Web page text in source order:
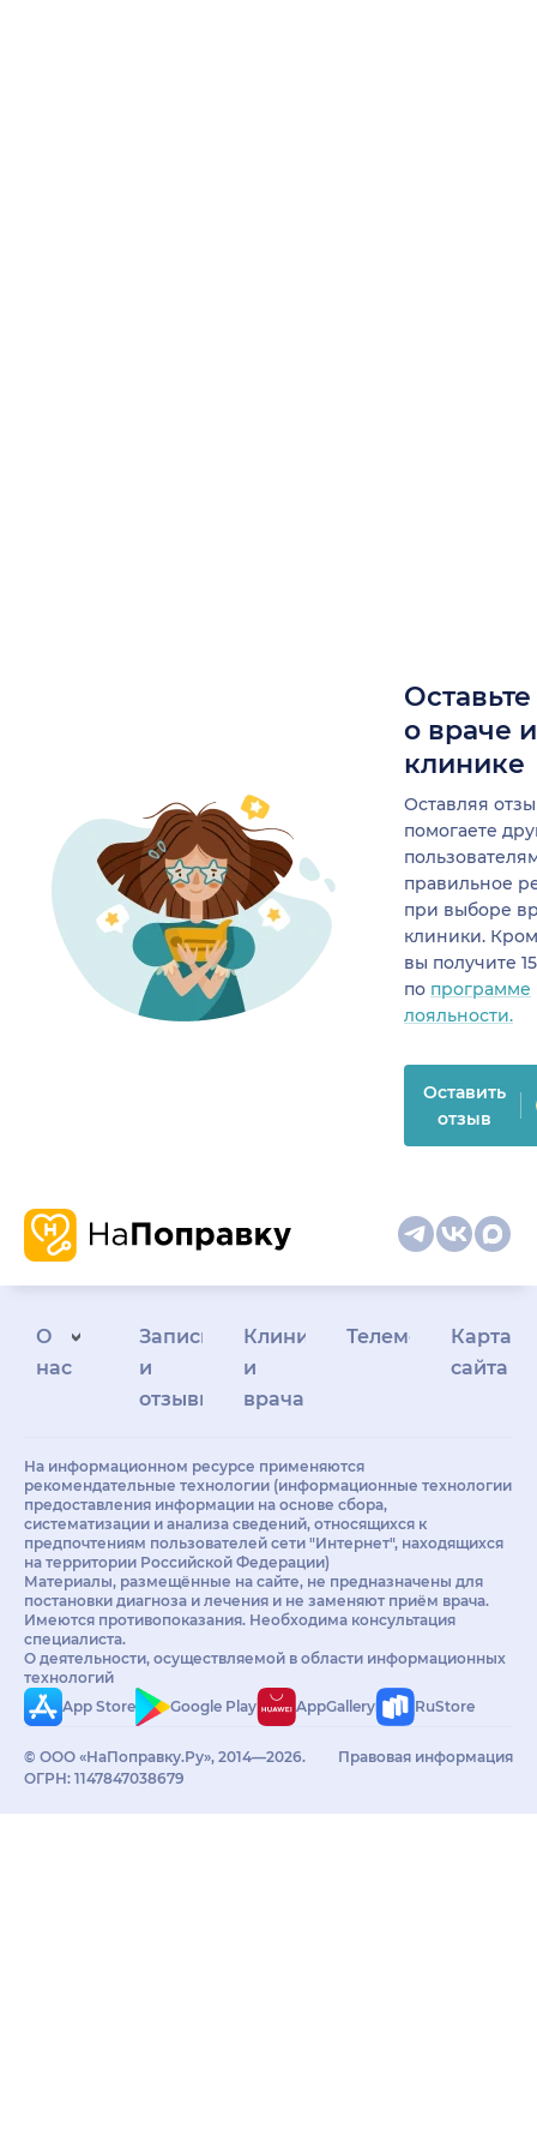
о враче
клинике
Оставляя
помогаете
правильное
при выборе
клиники.
вы получите
по программе
лояльности.
Оставить
отзыв
О
нас
Запись
и
отзывы
Клиникам
и
врачам
Телемедицина
Карта
сайта
На информационном ресурсе применяются
рекомендательные технологии (информационные технологии
предоставления информации на основе сбора,
систематизации и анализа сведений, относящихся к
предпочтениям пользователей сети "Интернет", находящихся
на территории Российской Федерации)
Материалы, размещённые на сайте, не предназначены для
постановки диагноза и лечения и не заменяют приём врача.
Имеются противопоказания. Необходима консультация
специалиста.
О деятельности, осуществляемой в области информационных
технологий
App Store
Google Play AppGallery RuStore
© ООО «НаПоправку.Ру», 2014—2026.
ОГРН: 1147847038679
Правовая информация